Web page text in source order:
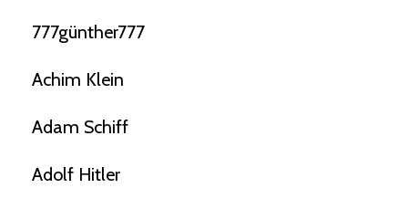
777günther777
Achim Klein
Adam Schiff
Adolf Hitler